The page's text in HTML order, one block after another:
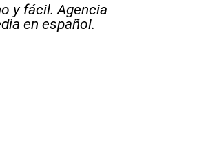
y fácil. Agencia
en español.